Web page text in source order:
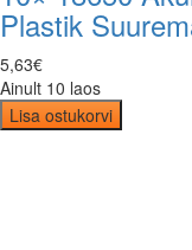
Plastik
5,63€
Ainult 10 laos
Lisa ostukorvi